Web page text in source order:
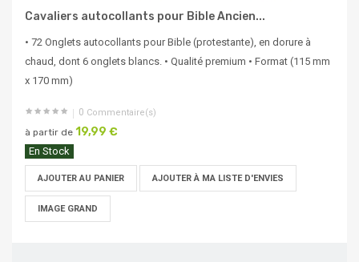
Cavaliers autocollants pour Bible Ancien...
• 72 Onglets autocollants pour Bible (protestante), en dorure à
chaud, dont 6 onglets blancs. • Qualité premium • Format (115 mm
x 170 mm)
0 Commentaire(s)
à partir de 19,99 €
En Stock
AJOUTER AU PANIER AJOUTER À MA LISTE D'ENVIES
IMAGE GRAND